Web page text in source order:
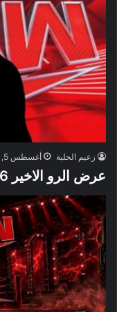
زعيم الحلبة أغسطس 5, 2026
عرض الرو الاخير 3/8/2026 كامل مترجم